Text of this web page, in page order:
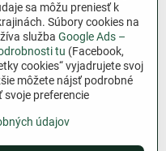
Fungujeme len
v poctivú prácu a
na Jutro​.sk nám pomáha
– pomáhať
sa môžu preniesť k
Súbory cookies na
služba Google Ads –
tu (Facebook,
cookies“ vyjadrujete svoj
môžete nájsť podrobné
preferencie
údajov